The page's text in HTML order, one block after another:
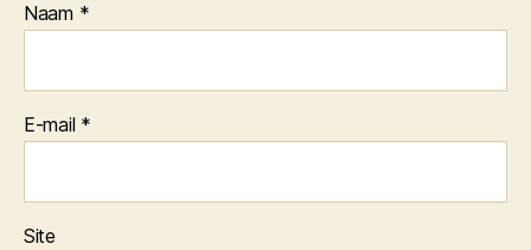
Naam *
E-mail *
Site